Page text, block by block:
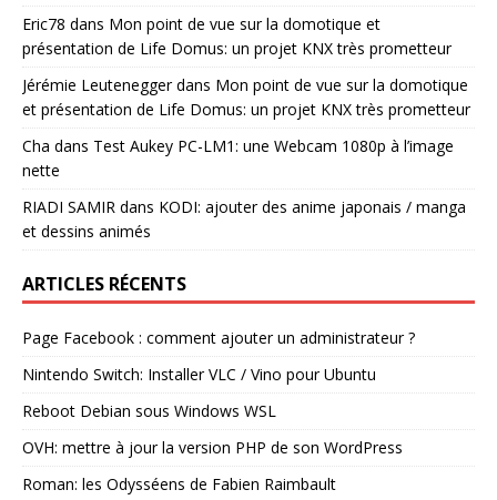
Eric78 dans Mon point de vue sur la domotique et
présentation de Life Domus: un projet KNX très prometteur
Jérémie Leuteneggerdans Mon point de vue sur la domotique
et présentation de Life Domus: un projet KNX très prometteur
Cha dans Test Aukey PC-LM1: une Webcam 1080p à l’image
nette
RIADI SAMIR dans KODI: ajouter des anime japonais / manga
et dessins animés
ARTICLES RÉCENTS
Page Facebook : comment ajouter un administrateur ?
Nintendo Switch: Installer VLC / Vino pour Ubuntu
Reboot Debian sous Windows WSL
OVH: mettre à jour la version PHP de son WordPress
Roman: les Odysséens de Fabien Raimbault